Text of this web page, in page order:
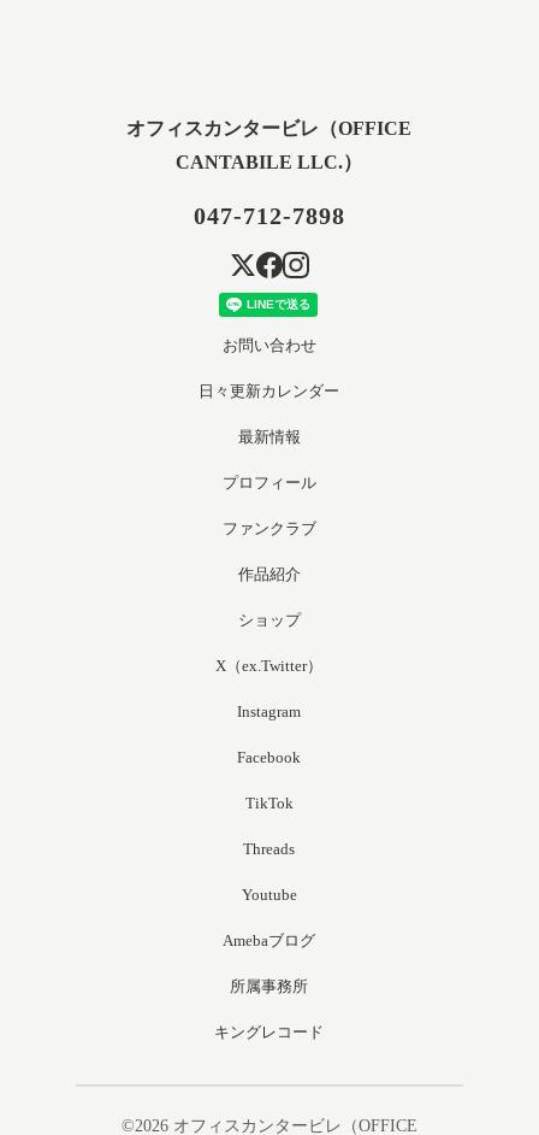
オフィスカンタービレ（OFFICE
CANTABILE LLC.）
047-712-7898
お問い合わせ
日々更新カレンダー
最新情報
プロフィール
ファンクラブ
作品紹介
ショップ
X（ex.Twitter）
Instagram
Facebook
TikTok
Threads
Youtube
Amebaブログ
所属事務所
キングレコード
©2026 オフィスカンタービレ（OFFICE